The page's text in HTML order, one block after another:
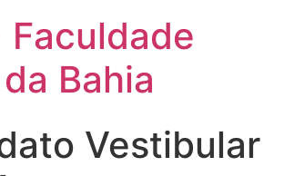
Faculdade
Bahia
Vestibular